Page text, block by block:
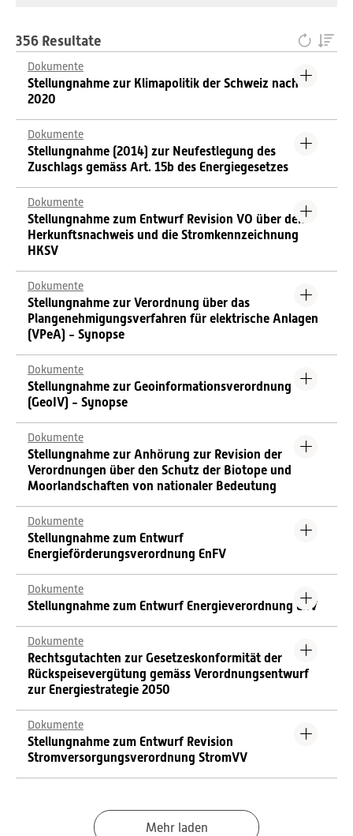
356 Resultate
Dokumente
Stellungnahme zur Klimapolitik der Schweiz nach
2020
Dokumente
Stellungnahme (2014) zur Neufestlegung des
Zuschlags gemäss Art. 15b des Energiegesetzes
Dokumente
Stellungnahme zum Entwurf Revision VO über den
Herkunftsnachweis und die Stromkennzeichnung
HKSV
Dokumente
Stellungnahme zur Verordnung über das
Plangenehmigungsverfahren für elektrische Anlagen
(VPeA) - Synopse
Dokumente
Stellungnahme zur Geoinformationsverordnung
(GeoIV) - Synopse
Dokumente
Stellungnahme zur Anhörung zur Revision der
Verordnungen über den Schutz der Biotope und
Moorlandschaften von nationaler Bedeutung
Dokumente
Stellungnahme zum Entwurf
Energieförderungsverordnung EnFV
Dokumente
Stellungnahme zum Entwurf Energieverordnung EnV
Dokumente
Rechtsgutachten zur Gesetzeskonformität der
Rückspeisevergütung gemäss Verordnungsentwurf
zur Energiestrategie 2050
Dokumente
Stellungnahme zum Entwurf Revision
Stromversorgungsverordnung StromVV
Mehr laden